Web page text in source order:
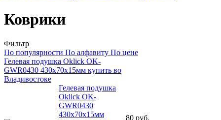
Коврики
Фильтр
По популярности По алфавиту По цене
Гелевая подушка Oklick OK-
GWR0430 430x70x15мм купить во
Владивостоке
Гелевая подушка
Oklick OK-
GWR0430
430x70x15мм
80 руб.